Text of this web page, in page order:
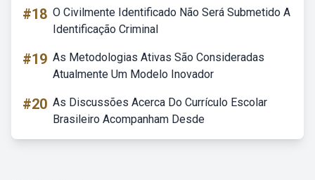
#18 O Civilmente Identificado Não Será Submetido A
Identificação Criminal
#19 As Metodologias Ativas São Consideradas
Atualmente Um Modelo Inovador
#20 As Discussões Acerca Do Currículo Escolar
Brasileiro Acompanham Desde